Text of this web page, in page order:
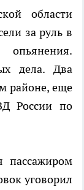
области
за руль в
дела. Два
районе, еще
России по
пассажиром
уговорил